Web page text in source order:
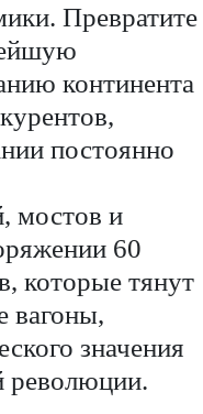
Превратите
континента
постоянно
мостов и
60
которые тянут
вагоны,
значения
революции.